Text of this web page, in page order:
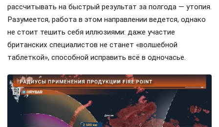
рассчитывать на быстрый результат за полгода — утопия.
Разумеется, работа в этом направлении ведется, однако
не стоит тешить себя иллюзиями: даже участие
британских специалистов не станет «волшебной
таблеткой», способной исправить всё в одночасье.